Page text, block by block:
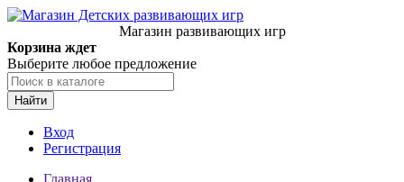
Магазин развивающих игр
Корзина ждет
Выберите любое предложение
Найти
Вход
Регистрация
Главная